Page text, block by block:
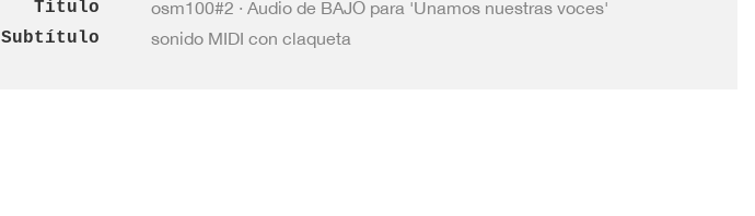
Título
osm100#2 · Audio de BAJO para 'Unamos nuestras voces'
Subtítulo
sonido MIDI con claqueta